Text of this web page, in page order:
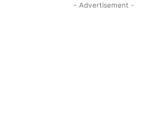
- Advertisement -